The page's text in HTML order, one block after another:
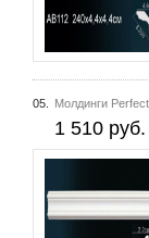
05. Молдинги
1 510